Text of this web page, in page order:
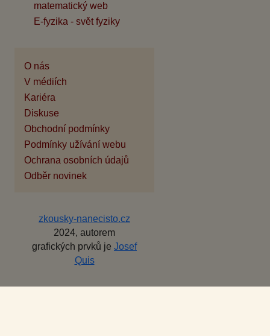
matematický web
E-fyzika - svět fyziky
O nás
V médiích
Kariéra
Diskuse
Obchodní podmínky
Podmínky užívání webu
Ochrana osobních údajů
Odběr novinek
zkousky-nanecisto.cz
2024, autorem
grafických prvků je Josef
Quis